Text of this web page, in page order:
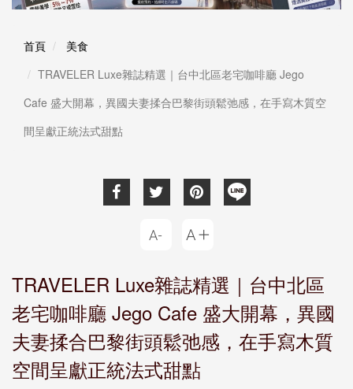
首頁
美食
TRAVELER Luxe雜誌精選｜台中北區老宅咖啡廳 Jego
Cafe 盛大開幕，異國夫妻揉合巴黎街頭鬆弛感，在手寫木質空
間呈獻正統法式甜點
TRAVELER Luxe雜誌精選｜台中北區
老宅咖啡廳 Jego Cafe 盛大開幕，異國
夫妻揉合巴黎街頭鬆弛感，在手寫木質
空間呈獻正統法式甜點